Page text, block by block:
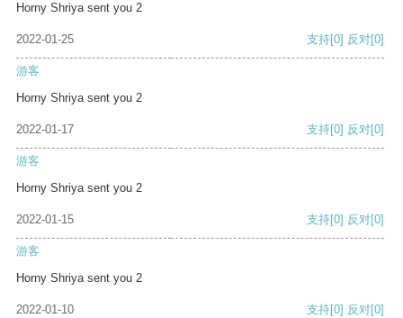
Horny Shriya sent you 2
2022-01-25 支持[0] 反对[0]
游客
Horny Shriya sent you 2
2022-01-17 支持[0] 反对[0]
游客
Horny Shriya sent you 2
2022-01-15 支持[0] 反对[0]
游客
Horny Shriya sent you 2
2022-01-10 支持[0] 反对[0]